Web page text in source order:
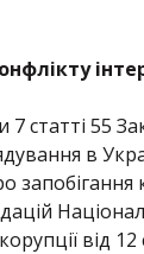
статті 55
в
запобігання
від 12